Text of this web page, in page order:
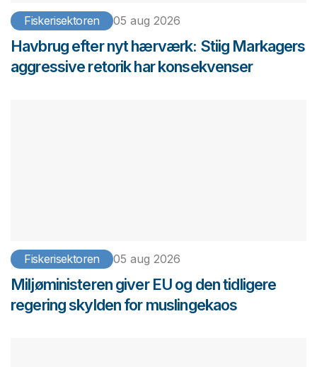
Fiskerisektoren 05 aug 2026
Havbrug efter nyt hærværk: Stiig Markagers
aggressive retorik har konsekvenser
Fiskerisektoren 05 aug 2026
Miljøministeren giver EU og den tidligere
regering skylden for muslingekaos